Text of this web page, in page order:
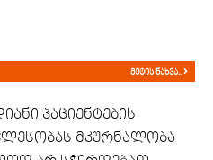
მეტის ნახვა..
პაციენტების
მკურნალობა